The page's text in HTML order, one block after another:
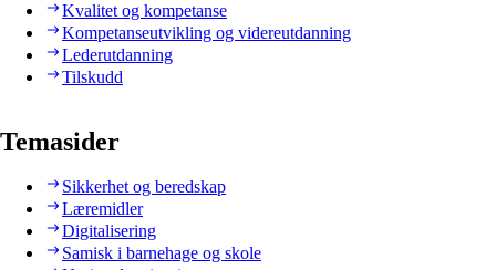
Kvalitet og kompetanse
Kompetanseutvikling og videreutdanning
Lederutdanning
Tilskudd
Temasider
Sikkerhet og beredskap
Læremidler
Digitalisering
Samisk i barnehage og skole